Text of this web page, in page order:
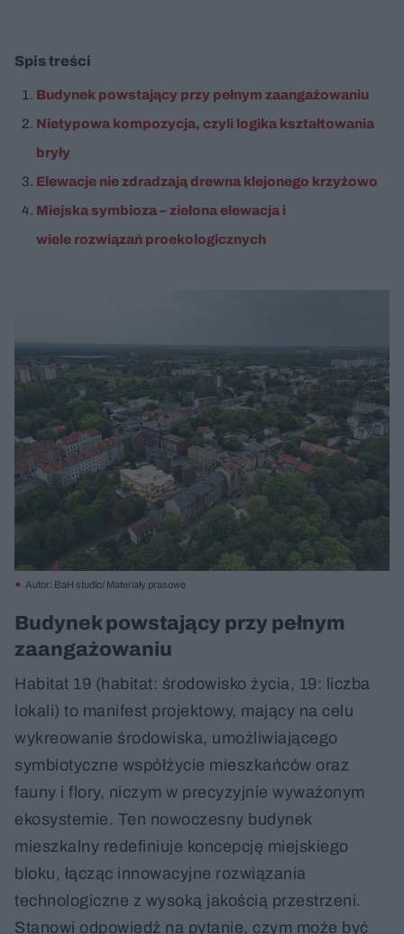
Spis treści
Budynek powstający przy pełnym zaangażowaniu
Nietypowa kompozycja, czyli logika kształtowania
bryły
Elewacje nie zdradzają drewna klejonego krzyżowo
Miejska symbioza – zielona elewacja i
wiele rozwiązań proekologicznych
Autor: BaH studio/ Materiały prasowe
Budynek powstający przy pełnym
zaangażowaniu
Habitat 19 (habitat: środowisko życia, 19: liczba
lokali) to manifest projektowy, mający na celu
wykreowanie środowiska, umożliwiającego
symbiotyczne współżycie mieszkańców oraz
fauny i flory, niczym w precyzyjnie wyważonym
ekosystemie. Ten nowoczesny budynek
mieszkalny redefiniuje koncepcję miejskiego
bloku, łącząc innowacyjne rozwiązania
technologiczne z wysoką jakością przestrzeni.
Stanowi odpowiedź na pytanie, czym może być